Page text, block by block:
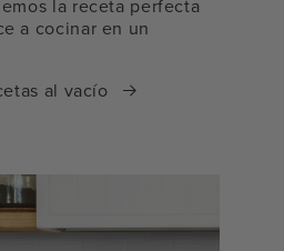
la receta perfecta
a cocinar en un
al vacío